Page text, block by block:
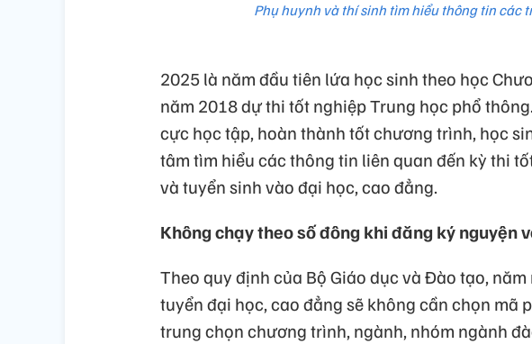
Phụ huynh và thí sinh tìm hiểu thông tin các
2025 là năm đầu tiên lứa học sinh theo học
năm 2018 dự thi tốt nghiệp Trung học phổ
cực học tập, hoàn thành tốt chương trình, học
tâm tìm hiểu các thông tin liên quan đến kỳ thi
và tuyển sinh vào đại học, cao đẳng.
Không chạy theo số đông khi đăng ký nguyện
Theo quy định của Bộ Giáo dục và Đào tạo,
tuyển đại học, cao đẳng sẽ không cần chọn mã
trung chọn chương trình, ngành, nhóm ngành